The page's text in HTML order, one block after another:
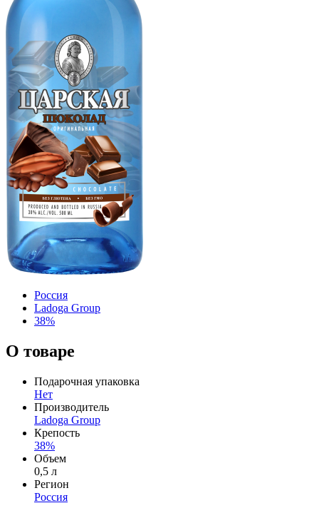
Россия
Ladoga Group
38%
О товаре
Подарочная упаковка
Нет
Производитель
Ladoga Group
Крепость
38%
Объем
0,5 л
Регион
Россия